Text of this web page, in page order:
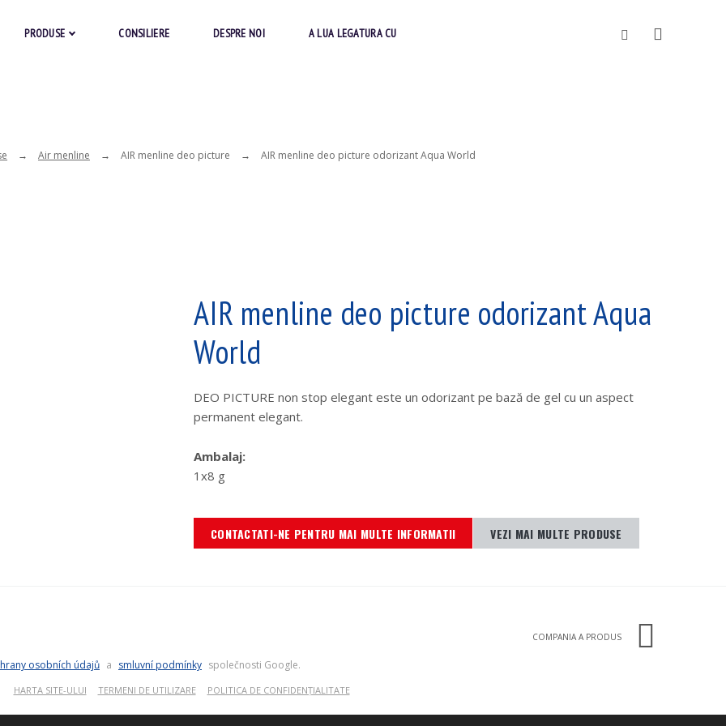
PRODUSE CONSILIERE DESPRE NOI A LUA LEGATURA CU Vyhledávání
Air menline AIR menline deo picture AIR menline deo picture odorizant Aqua World
AIR menline deo picture odorizant Aqua
World
DEO PICTURE non stop elegant este un odorizant pe bază de gel cu un aspect
permanent elegant.
Ambalaj:
1x8 g
CONTACTATI-NE PENTRU MAI MULTE INFORMATII VEZI MAI MULTE PRODUSE
COMPANIA A PRODUS
osobních údajů a smluvní podmínky společnosti Google.
HARTA SITE-ULUI TERMENI DE UTILIZARE POLITICA DE CONFIDENȚIALITATE